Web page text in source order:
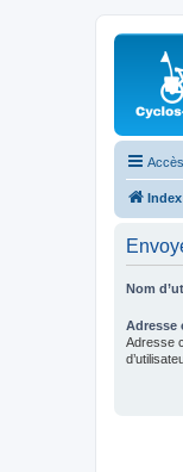
Nom
Adresse
Adresse